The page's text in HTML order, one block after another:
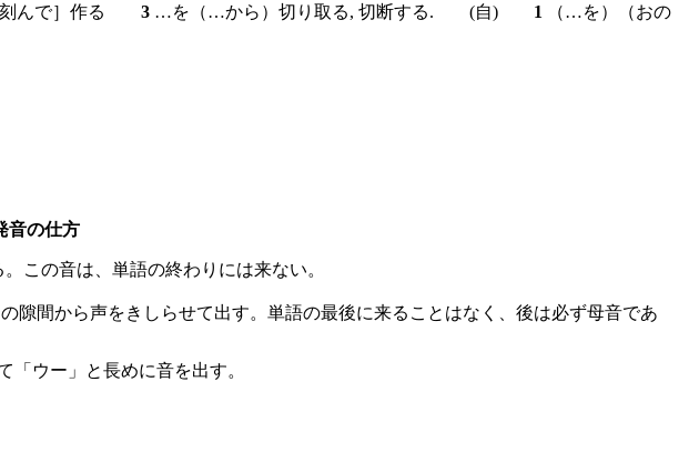
刻んで］作る 3 …を（…から）切り取る, 切断する. (自) 1
（…を）（おの
音の仕方
この音は、単語の終わりには来ない。
隙間から声をきしらせて出す。単語の最後に来ることはなく、後は必ず母音であ
「ウー」と長めに音を出す。